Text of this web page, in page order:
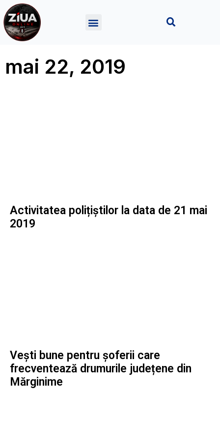
mai 22, 2019
Activitatea polițiștilor la data de 21 mai
2019
Vești bune pentru șoferii care
frecventează drumurile județene din
Mărginime